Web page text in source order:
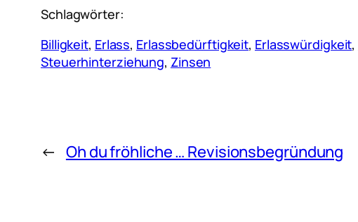
Schlagwörter:
Billigkeit, Erlass, Erlassbedürftigkeit, Erlasswürdigkeit,
Steuerhinterziehung, Zinsen
← Oh du fröhliche … Revisionsbegründung